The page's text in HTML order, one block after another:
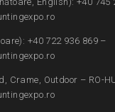
+40 722 936 869 –
Crame, Outdoor – RO-